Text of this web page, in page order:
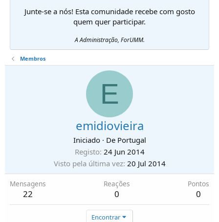
Junte-se a nós! Esta comunidade recebe com gosto
quem quer participar.
A Administração, ForUMM.
Membros
E
emidiovieira
Iniciado · De Portugal
Registo 24 Jun 2014
Visto pela última vez 20 Jul 2014
Mensagens
22
Reações
0
Pontos
0
Encontrar